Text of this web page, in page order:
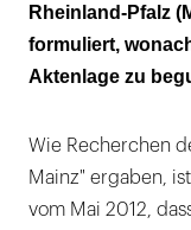
Rheinland-Pfalz
formuliert,
Aktenlage zu
Wie Recherchen
Mainz" ergaben,
vom Mai 2012,